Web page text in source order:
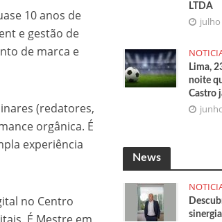
10 anos de
e gestão de
de marca e
(redatores,
orgânica. É
experiência
no Centro
LTDA
julho
Lima,
noite
Castro
News